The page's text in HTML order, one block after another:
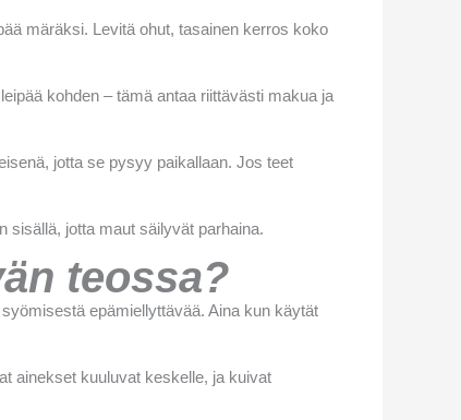
märäksi. Levitä ohut, tasainen kerros koko
kohden – tämä antaa riittävästi makua ja
jotta se pysyy paikallaan. Jos teet
sisällä, jotta maut säilyvät parhaina.
teossa?
epämiellyttävää. Aina kun käytät
ainekset kuuluvat keskelle, ja kuivat